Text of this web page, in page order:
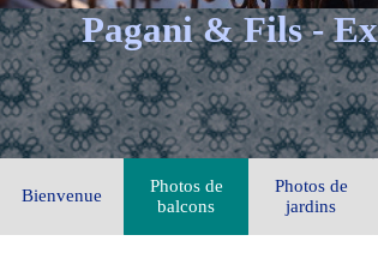
Pagani & Fils -
Bienvenue
Photos de
balcons
Photos de
jardins